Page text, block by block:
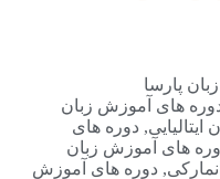
پارسا
های آموزش زبان
, دوره های
های آموزش زبان
, دوره های آموزش